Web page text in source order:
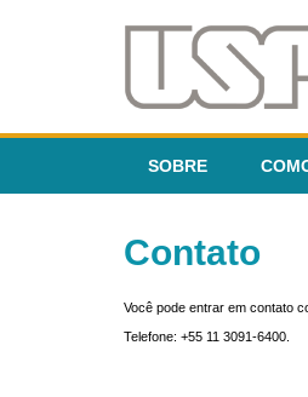
SOBRE
Contato
Você pode entrar em contato
Telefone: +55 11 3091-6400.